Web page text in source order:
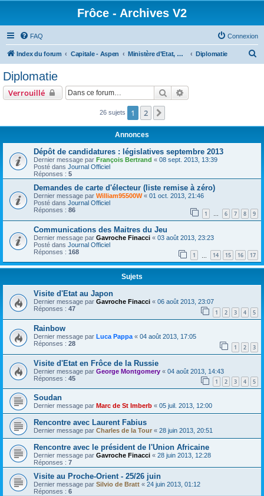
Frôce - Archives V2
FAQ Connexion
Index du forum Capitale - Aspen Ministère d'Etat, Ministère des Affaires étrangères Diplomatie
r
Diplomatie
Verrouillé Rechercher
26 sujets 1 2
Annonces
Dépôt de candidatures : législatives septembre 2013
Dernier message par François Bertrand « 08 sept. 2013, 13:39
Posté dans Journal Officiel
Réponses : 5
Demandes de carte d'électeur (liste remise à zéro)
Dernier message par William95500W« 01 oct. 2013, 21:46
Posté dans Journal Officiel
Réponses : 86 1 … 6 7 8 9
Communications des Maitres du Jeu
Dernier message par Gavroche Finacci « 03 août 2013, 23:23
Posté dans Journal Officiel
Réponses : 168 1 14 15 16 17
Sujets
Visite d'Etat au Japon
Dernier message par Gavroche Finacci « 06 août 2013, 23:07
Réponses : 47 1 2 3 4 5
Rainbow
Dernier message par Luca Pappa « 04 août 2013, 17:05
Réponses : 28 1 2 3
Visite d'Etat en Frôce de la Russie
Dernier message par George Montgomery « 04 août 2013, 14:43
Réponses : 45 1 2 3 4 5
Soudan
Dernier message par Marc de St Imberb « 05 juil. 2013, 12:00
Rencontre avec Laurent Fabius
Dernier message par Charles de la Tour « 28 juin 2013, 20:51
Rencontre avec le président de l'Union Africaine
Dernier message par Gavroche Finacci « 28 juin 2013, 12:28
Réponses : 7
Visite au Proche-Orient - 25/26 juin
Dernier message par Silvio de Bratt « 24 juin 2013, 01:12
Réponses : 6